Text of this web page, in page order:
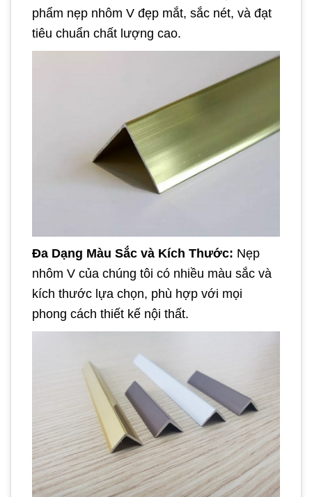
phẩm nẹp nhôm V đẹp mắt, sắc nét, và đạt
tiêu chuẩn chất lượng cao.
Đa Dạng Màu Sắc và Kích Thước: Nẹp
nhôm V của chúng tôi có nhiều màu sắc và
kích thước lựa chọn, phù hợp với mọi
phong cách thiết kế nội thất.